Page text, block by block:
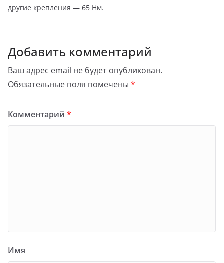
другие крепления — 65 Нм.
Добавить комментарий
Ваш адрес email не будет опубликован.
Обязательные поля помечены *
Комментарий *
Имя